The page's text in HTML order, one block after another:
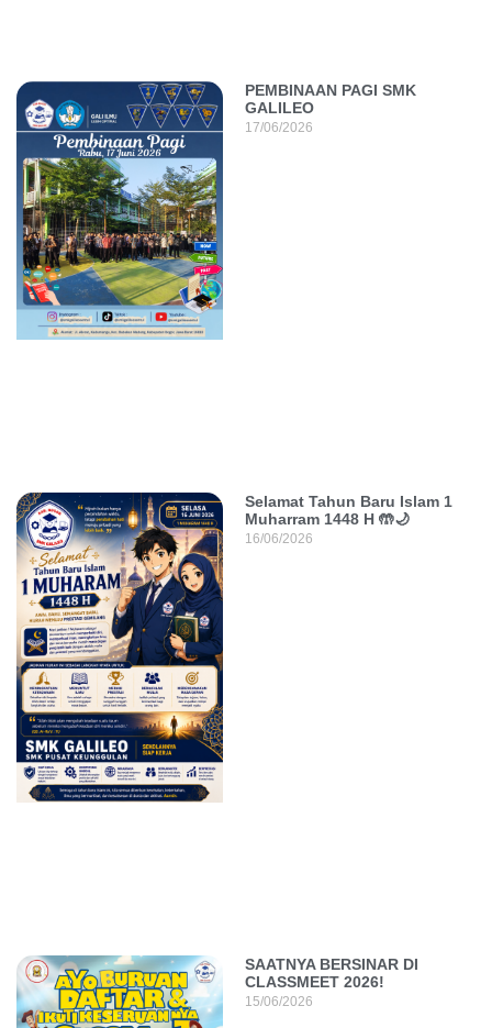
PEMBINAAN PAGI SMK
GALILEO
17/06/2026
Selamat Tahun Baru Islam 1
Muharram 1448 H 🤲🌙
16/06/2026
SAATNYA BERSINAR DI
CLASSMEET 2026!
15/06/2026